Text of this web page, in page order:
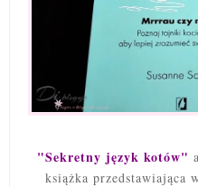
"Sekretny język kotów"
książka przedstawiająca